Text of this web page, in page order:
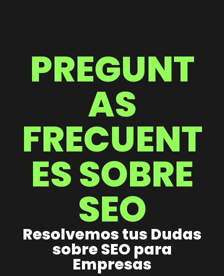
PREGUNT
AS
FRECUENT
ES SOBRE
SEO
Resolvemos tus Dudas
sobre SEO para
Empresas